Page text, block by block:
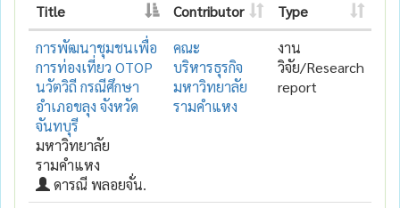
Title Contributor
Type
การพัฒนาชุมชนเพื่อ
การท่องเที่ยว OTOP
นวัตวิถี กรณีศึกษา
อำเภอขลุง จังหวัด
จันทบุรี
มหาวิทยาลัย
รามคำแหง
ดารณี พลอยจั่น.
คณะ
บริหารธุรกิจ
มหาวิทยาลัย
รามคำแหง
งาน
วิจัย/Research
report